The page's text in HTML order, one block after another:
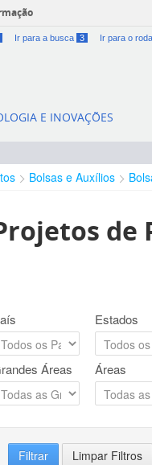
Ir para a busca 3 Ir para o
E INOVAÇÕES
Bolsas e Auxílios
de
Estados
Áreas Áreas
Filtrar Limpar Filtros